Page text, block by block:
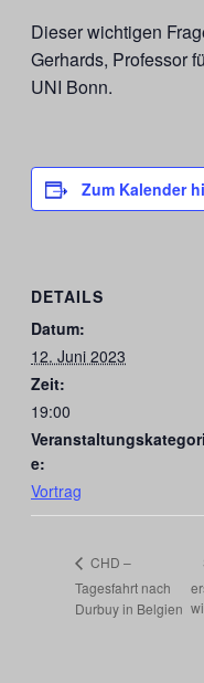
Dieser wichtigen
Gerhards, Professor
UNI Bonn.
Zum Kalender
DETAILS
Datum:
12. Juni 2023
Zeit:
19:00
Veranstaltungskategori
e:
Vortrag
CHD –
Tagesfahrt nach
Durbuy in Belgien